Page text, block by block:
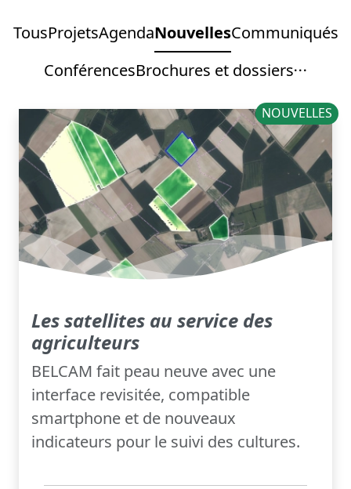
TousProjetsAgendaNouvellesCommuniqués
ConférencesBrochures et dossiers
NOUVELLES
Les satellites au service des
agriculteurs
BELCAM fait peau neuve avec une
interface revisitée, compatible
smartphone et de nouveaux
indicateurs pour le suivi des cultures.